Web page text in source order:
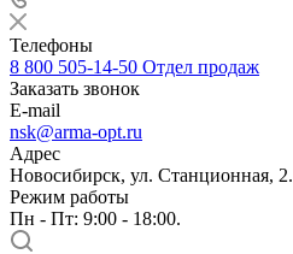
Телефоны
8 800 505-14-50 Отдел продаж
Заказать звонок
E-mail
nsk@arma-opt.ru
Адрес
Новосибирск, ул. Станционная, 2.
Режим работы
Пн - Пт: 9:00 - 18:00.